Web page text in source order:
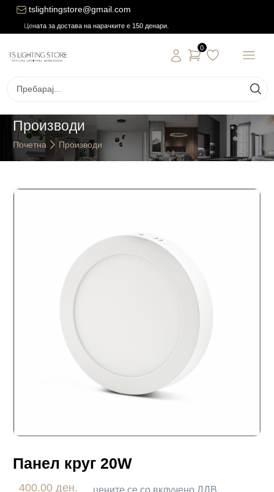
tslightingstore@gmail.com
Цената за достава на нарачките е 150 денари.
0
Производи
Почетна Производи
Панел круг 20W
400.00 ден. цените се со вклучено ДДВ